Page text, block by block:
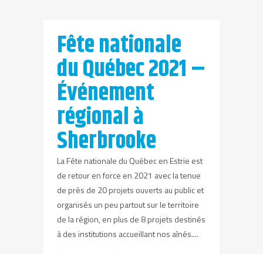
Fête nationale
du Québec 2021 –
Événement
régional à
Sherbrooke
La Fête nationale du Québec en Estrie est
de retour en force en 2021 avec la tenue
de près de 20 projets ouverts au public et
organisés un peu partout sur le territoire
de la région, en plus de 8 projets destinés
à des institutions accueillant nos aînés....